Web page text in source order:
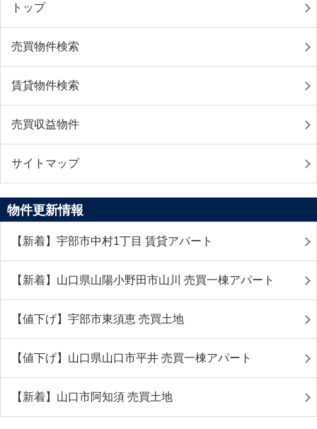
トップ
売買物件検索
賃貸物件検索
売買収益物件
サイトマップ
物件更新情報
【新着】宇部市中村1丁目 賃貸アパート
【新着】山口県山陽小野田市山川 売買一棟アパート
【値下げ】宇部市東須恵 売買土地
【値下げ】山口県山口市平井 売買一棟アパート
【新着】山口市阿知須 売買土地